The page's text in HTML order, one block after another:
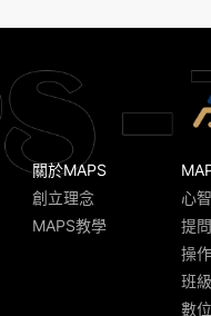
關於MAPS
創立理念
MAPS教學
心
提
操
班
數